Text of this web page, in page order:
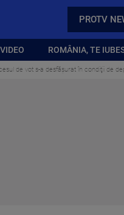
PROTV
VIDEO ROMÂNIA, TE
de vot s-a desfăşurat în condiţii de